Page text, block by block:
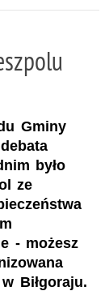
Gminy
było
ze
- możesz
Biłgoraju.